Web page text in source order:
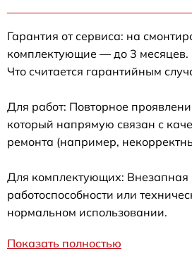
Гарантия от сервиса: на
комплектующие — до 3 месяцев.
Что считается гарантийным
Для работ: Повторное
который напрямую связан с
ремонта (например,
Для комплектующих: Внезапная
работоспособности или
нормальном использовании.
Показать полностью